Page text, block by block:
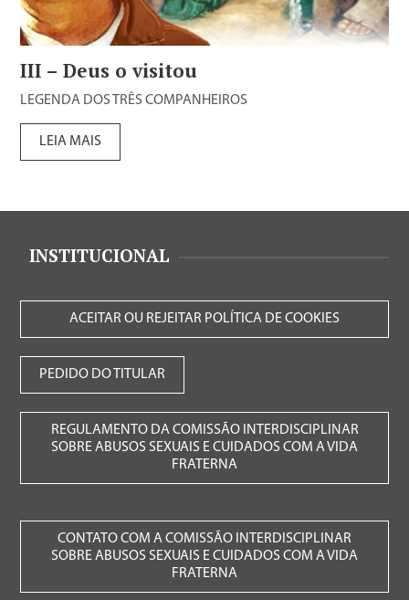
III – Deus o visitou
LEGENDA DOS TRÊS COMPANHEIROS
LEIA MAIS
INSTITUCIONAL
ACEITAR OU REJEITAR POLÍTICA DE COOKIES
PEDIDO DO TITULAR
REGULAMENTO DA COMISSÃO INTERDISCIPLINAR
SOBRE ABUSOS SEXUAIS E CUIDADOS COM A VIDA
FRATERNA
CONTATO COM A COMISSÃO INTERDISCIPLINAR
SOBRE ABUSOS SEXUAIS E CUIDADOS COM A VIDA
FRATERNA